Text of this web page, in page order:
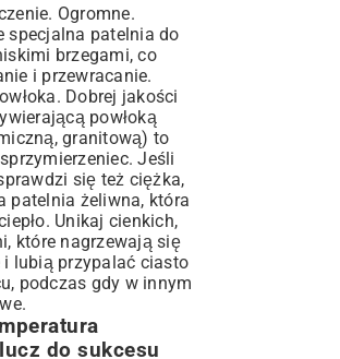
Ogromne.
specjalna patelnia do
brzegami, co
i przewracanie.
Dobrej jakości
powłoką
granitową) to
Jeśli
się też ciężka,
patelnia żeliwna, która
Unikaj cienkich,
które nagrzewają się
i lubią przypalać ciasto
podczas gdy w innym
do sukcesu